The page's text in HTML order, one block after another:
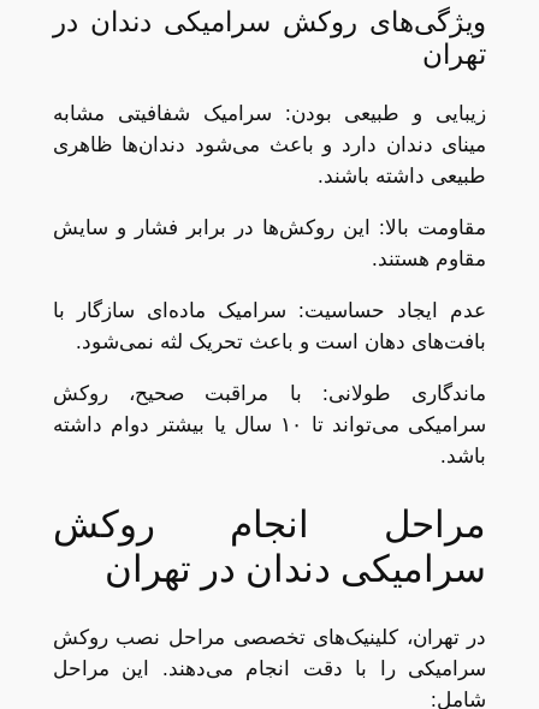
ویژگی‌های روکش سرامیکی دندان در
تهران
زیبایی و طبیعی بودن: سرامیک شفافیتی مشابه
مینای دندان دارد و باعث می‌شود دندان‌ها ظاهری
طبیعی داشته باشند.
مقاومت بالا: این روکش‌ها در برابر فشار و سایش
مقاوم هستند.
عدم ایجاد حساسیت: سرامیک ماده‌ای سازگار با
بافت‌های دهان است و باعث تحریک لثه نمی‌شود.
ماندگاری طولانی: با مراقبت صحیح، روکش
سرامیکی می‌تواند تا ۱۰ سال یا بیشتر دوام داشته
باشد.
مراحل انجام روکش
سرامیکی دندان در تهران
در تهران، کلینیک‌های تخصصی مراحل نصب روکش
سرامیکی را با دقت انجام می‌دهند. این مراحل
شامل: